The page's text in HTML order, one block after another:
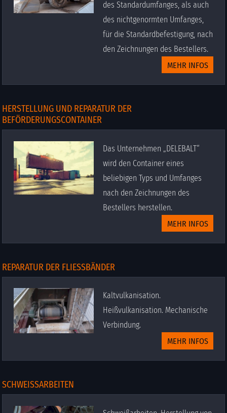
des Standardumfanges, als auch
des nichtgenormten Umfanges,
für die Standardbefestigung, nach
den Zeichnungen des Bestellers.
MEHR INFOS
HERSTELLUNG UND REPARATUR DER
BEFÖRDERUNGSCONTAINER
Das Unternehmen „DELEBALT“
wird den Container eines
beliebigen Typs und Umfanges
nach den Zeichnungen des
Bestellers herstellen.
MEHR INFOS
REPARATUR DER FLIESSBÄNDER
Kaltvulkanisation.
Heißvulkanisation. Mechanische
Verbindung.
MEHR INFOS
SCHWEISSARBEITEN